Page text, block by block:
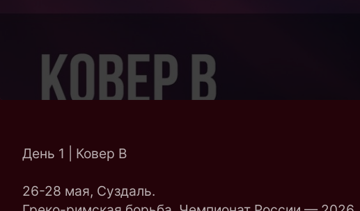
День 1 | Ковер B
26-28 мая, Суздаль.